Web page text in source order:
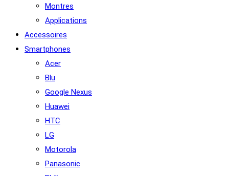
Montres
Applications
Accessoires
Smartphones
Acer
Blu
Google Nexus
Huawei
HTC
LG
Motorola
Panasonic